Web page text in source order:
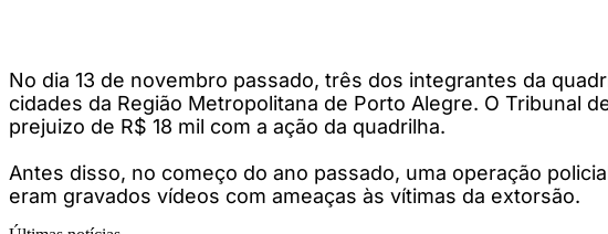
No dia 13 de novembro passado, três dos integrantes da
cidades da Região Metropolitana de Porto Alegre. O Tribunal
prejuizo de R$ 18 mil com a ação da quadrilha.
Antes disso, no começo do ano passado, uma operação
eram gravados vídeos com ameaças às vítimas da extorsão.